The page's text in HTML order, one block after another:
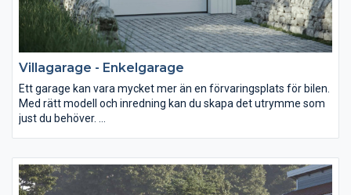
Villagarage - Enkelgarage
Ett garage kan vara mycket mer än en förvaringsplats för bilen.
Med rätt modell och inredning kan du skapa det utrymme som
just du behöver.
du kan bygga ett garage i rätt storlek och med en personlig stil.
Allt beror på vad du väljer för garageport, fönster,
garageinredning och panel. Ett garage från oss köper du